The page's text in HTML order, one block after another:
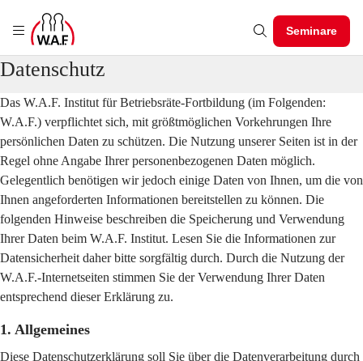
Seminare
Datenschutz
Das W.A.F. Institut für Betriebsräte-Fortbildung (im Folgenden:
W.A.F.) verpflichtet sich, mit größtmöglichen Vorkehrungen Ihre
persönlichen Daten zu schützen. Die Nutzung unserer Seiten ist in der
Regel ohne Angabe Ihrer personenbezogenen Daten möglich.
Gelegentlich benötigen wir jedoch einige Daten von Ihnen, um die von
Ihnen angeforderten Informationen bereitstellen zu können. Die
folgenden Hinweise beschreiben die Speicherung und Verwendung
Ihrer Daten beim W.A.F. Institut. Lesen Sie die Informationen zur
Datensicherheit daher bitte sorgfältig durch. Durch die Nutzung der
W.A.F.-Internetseiten stimmen Sie der Verwendung Ihrer Daten
entsprechend dieser Erklärung zu.
1. Allgemeines
Diese Datenschutzerklärung soll Sie über die Datenverarbeitung durch